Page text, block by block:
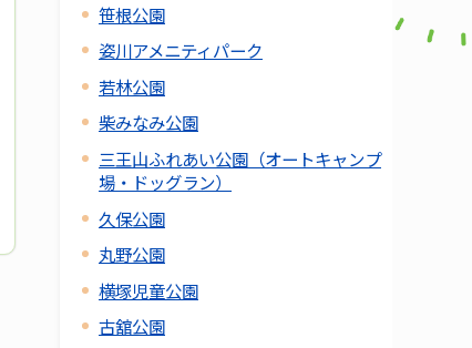
笹根公園
姿川アメニティパーク
若林公園
柴みなみ公園
三王山ふれあい公園（オートキャンプ
場・ドッグラン）
久保公園
丸野公園
横塚児童公園
古舘公園